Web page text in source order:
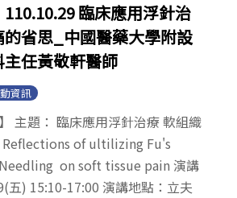
110.10.29 臨床應用浮針治
省思_中國醫藥大學附設
任黃敬軒醫師
資訊
主題： 臨床應用浮針治療 軟組織
Reflections of ultilizing Fu's
on soft tissue pain 演講
五) 15:10-17:00 演講地點：立夫